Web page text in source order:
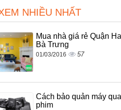
NHIỀU NHẤT
Mua nhà giá rẻ Quận
Bà Trưng
01/03/2016 57
Cách bảo quản máy
phim